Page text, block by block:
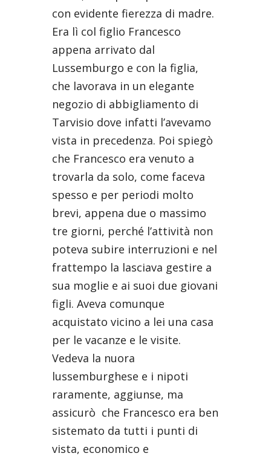
con evidente fierezza di madre.
Era lì col figlio Francesco
appena arrivato dal
Lussemburgo e con la figlia,
che lavorava in un elegante
negozio di abbigliamento di
Tarvisio dove infatti l’avevamo
vista in precedenza. Poi spiegò
che Francesco era venuto a
trovarla da solo, come faceva
spesso e per periodi molto
brevi, appena due o massimo
tre giorni, perché l’attività non
poteva subire interruzioni e nel
frattempo la lasciava gestire a
sua moglie e ai suoi due giovani
figli. Aveva comunque
acquistato vicino a lei una casa
per le vacanze e le visite.
Vedeva la nuora
lussemburghese e i nipoti
raramente, aggiunse, ma
assicurò che Francesco era ben
sistemato da tutti i punti di
vista, economico e